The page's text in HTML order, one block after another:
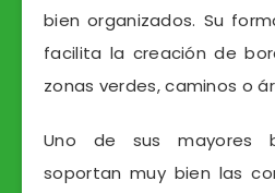
bien organizados. Su
facilita la creación de
zonas verdes, caminos o
Uno de sus mayores
soportan muy bien las